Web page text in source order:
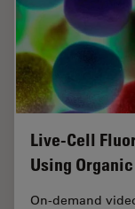
Live-Cell
Using
On-demand